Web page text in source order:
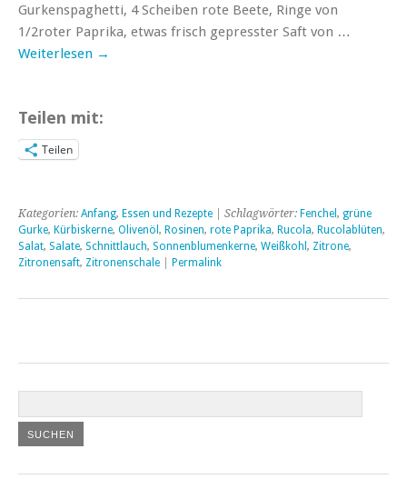
Gurkenspaghetti, 4 Scheiben rote Beete, Ringe von
1/2roter Paprika, etwas frisch gepresster Saft von …
Weiterlesen →
Teilen mit:
Teilen
Kategorien: Anfang, Essen und Rezepte | Schlagwörter: Fenchel , grüne
Gurke, Kürbiskerne, Olivenöl , Rosinen, rote Paprika, Rucola, Rucolablüten,
Salat, Salate, Schnittlauch, Sonnenblumenkerne, Weißkohl , Zitrone,
Zitronensaft, Zitronenschale Permalink